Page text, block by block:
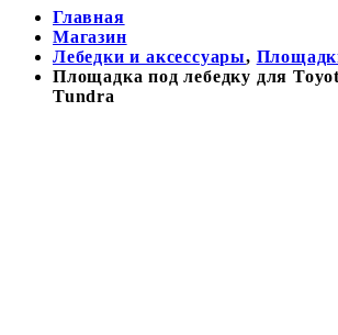
Главная
Магазин
Лебедки и аксессуары,
Площадка под лебедку для
Tundra